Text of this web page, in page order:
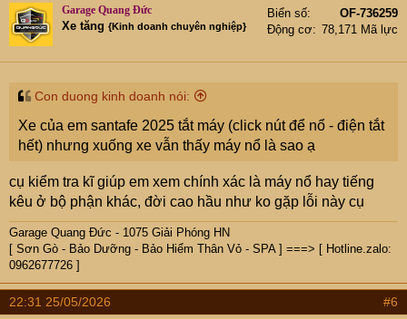
Garage Quang Đức
Xe tăng {Kinh doanh chuyên nghiệp}
Biển số
OF-736259
Động cơ
78,171 Mã lực
Con duong kinh doanh nói:
Xe của em santafe 2025 tắt máy (click nút để nổ - điện tắt
hết) nhưng xuống xe vẫn thấy máy nổ là sao ạ
cụ kiểm tra kĩ giúp em xem chính xác là máy nổ hay tiếng
kêu ở bộ phận khác, đời cao hầu như ko gặp lỗi này cụ
Garage Quang Đức - 1075 Giải Phóng HN
[ Sơn Gò - Bảo Dưỡng - Bảo Hiểm Thân Vỏ - SPA ] ===> [ Hotline.zalo:
0962677726 ]
22:31 25/05/2026 #6